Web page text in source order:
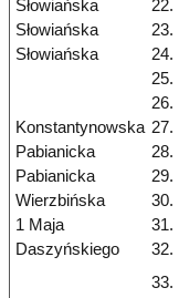
Słowiańska
22.
Słowiańska
23.
Słowiańska
24.
25.
26.
Konstantynowska 27.
Pabianicka
28.
Pabianicka
29.
Wierzbińska
30.
1 Maja
31.
Daszyńskiego
32.
33.